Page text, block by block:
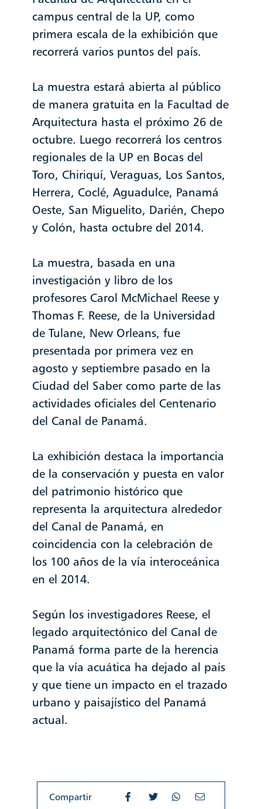
campus central de la UP, como
primera escala de la exhibición que
recorrerá varios puntos del país.
La muestra estará abierta al público
de manera gratuita en la Facultad de
Arquitectura hasta el próximo 26 de
octubre. Luego recorrerá los centros
regionales de la UP en Bocas del
Toro, Chiriquí, Veraguas, Los Santos,
Herrera, Coclé, Aguadulce, Panamá
Oeste, San Miguelito, Darién, Chepo
y Colón, hasta octubre del 2014.
La muestra, basada en una
investigación y libro de los
profesores Carol McMichael Reese y
Thomas F. Reese, de la Universidad
de Tulane, New Orleans, fue
presentada por primera vez en
agosto y septiembre pasado en la
Ciudad del Saber como parte de las
actividades oficiales del Centenario
del Canal de Panamá.
La exhibición destaca la importancia
de la conservación y puesta en valor
del patrimonio histórico que
representa la arquitectura alrededor
del Canal de Panamá, en
coincidencia con la celebración de
los 100 años de la vía interoceánica
en el 2014.
Según los investigadores Reese, el
legado arquitectónico del Canal de
Panamá forma parte de la herencia
que la vía acuática ha dejado al país
y que tiene un impacto en el trazado
urbano y paisajístico del Panamá
actual.
Compartir